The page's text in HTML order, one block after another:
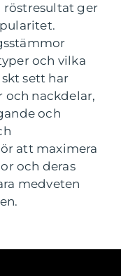
röstresultat ger
och vilka
sett har
och nackdelar,
och
att maximera
och deras
medveten